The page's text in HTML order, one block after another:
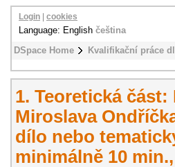
DSpace Home Kvalifikační práce
Login cookies
Language: English čeština
1. Teoretická
Miroslava
dílo nebo
minimálně 10